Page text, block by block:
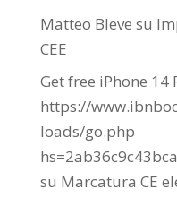
Matteo Bleve su
CEE
Get free iPhone 14
https://
loads/go.php
su Marcatura CE